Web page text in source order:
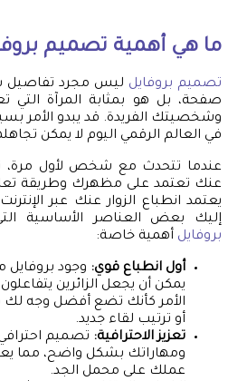
ما هي أهمية تصميم
تصميم بروفايل ليس مجرد
صفحة، بل هو بمثابة المرآة
وشخصيتك الفريدة. قد يبدو الأمر
في العالم الرقمي اليوم لا يمكن
عندما تتحدث مع شخص لأول مرة،
عنك تعتمد على مظهرك وطريقة
يعتمد انطباع الزوار عنك عبر
إليك بعض العناصر الأساسية
بروفايل أهمية خاصة:
أول انطباع قوي: وجود
يمكن أن يجعل الزائرين
الأمر كأنك تضع أفضل وجه
أو ترتيب لقاء جديد.
تعزيز الاحترافية: تصميم
ومهاراتك بشكل واضح، مما
عملك على محمل الجد.